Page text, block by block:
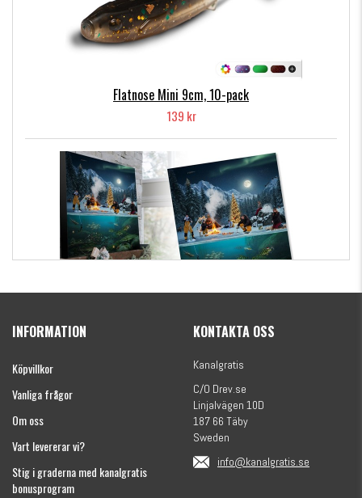
Flatnose Mini 9cm, 10-pack
139 kr
(julkalender)
INFORMATION
Köpvillkor
Vanliga frågor
Om oss
Vart levererar vi?
Stig i graderna med kanalgratis
bonusprogram
KONTAKTA OSS
Kanalgratis
C/O Drev.se
Linjalvägen 10D
187 66 Täby
Sweden
info@kanalgratis.se